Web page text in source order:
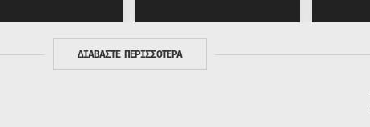
ΔΙΑΒΑΣΤΕ ΠΕΡΙΣΣΟΤΕΡΑ